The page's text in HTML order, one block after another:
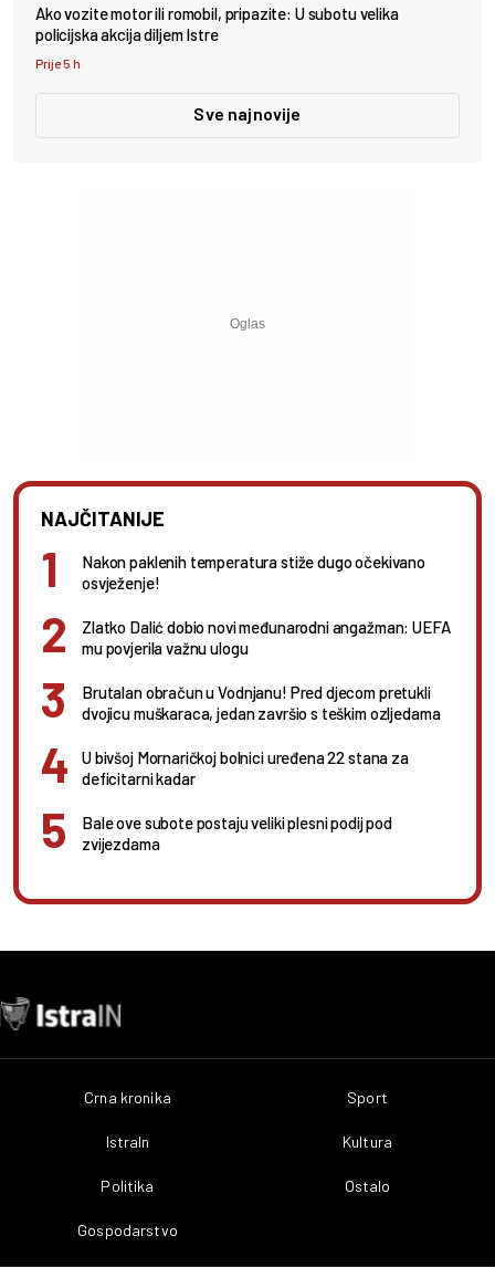
Ako vozite motor ili romobil, pripazite: U subotu velika
policijska akcija diljem Istre
Prije 5 h
Sve najnovije
NAJČITANIJE
Nakon paklenih temperatura stiže dugo očekivano
osvježenje!
Zlatko Dalić dobio novi međunarodni angažman: UEFA
mu povjerila važnu ulogu
Brutalan obračun u Vodnjanu! Pred djecom pretukli
dvojicu muškaraca, jedan završio s teškim ozljedama
U bivšoj Mornaričkoj bolnici uređena 22 stana za
deficitarni kadar
Bale ove subote postaju veliki plesni podij pod
zvijezdama
Crna kronika
IstraIn
Politika
Gospodarstvo
Sport
Kultura
Ostalo